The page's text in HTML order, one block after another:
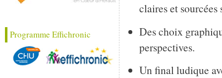
Programme Effichronic
claires et
Des choix
perspectives.
Un final ludique